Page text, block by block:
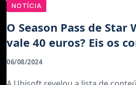
NOTÍCIA
O Season Pass de Star
vale 40 euros? Eis os
06/08/2024